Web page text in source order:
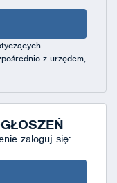
z urzędem,
zaloguj się: